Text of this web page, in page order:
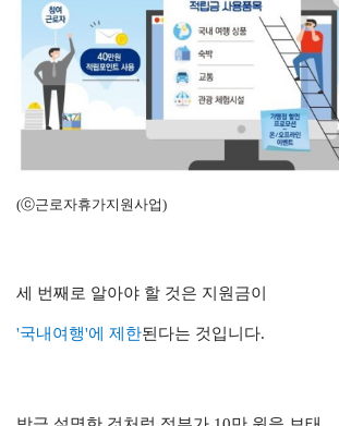
(ⓒ근로자휴가지원사업)
세 번째로 알아야 할 것은 지원금이
'국내여행'에 제한된다는 것입니다.